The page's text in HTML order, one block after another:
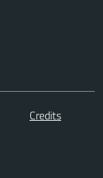
Credits